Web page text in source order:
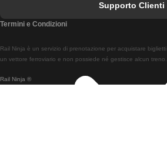
Treni Da Lisbon A Braga
Treni Da Braga A
Rail Ninja ®
Rail Ninja è un servizio di prenotazione per acquistare
un vettore ferroviario e non possiede né gestisce alcun treno.
Supporto Clienti
Termini e Condizioni